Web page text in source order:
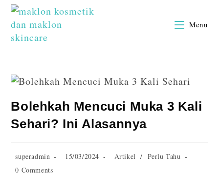
Menu
Bolehkah Mencuci Muka 3 Kali
Sehari? Ini Alasannya
superadmin 15/03/2024 Artikel / Perlu Tahu
0 Comments